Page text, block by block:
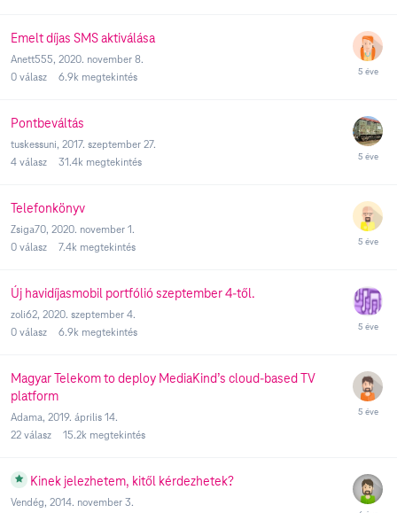
Emelt díjas SMS aktiválása
Anett555, 2020. november 8.
0 válasz 6.9k megtekintés
Pontbeváltás
tuskessuni, 2017. szeptember 27.
4 válasz 31.4k megtekintés
Telefonkönyv
Zsiga70, 2020. november 1.
0 válasz 7.4k megtekintés
Új havidíjasmobil portfólió szeptember 4-től.
zoli62, 2020. szeptember 4.
0 válasz 6.9k megtekintés
Magyar Telekom to deploy MediaKind’s cloud-based TV
platform
Adama, 2019. április 14.
22 válasz 15.2k megtekintés
Kinek jelezhetem, kitől kérdezhetek?
Vendég, 2014. november 3.